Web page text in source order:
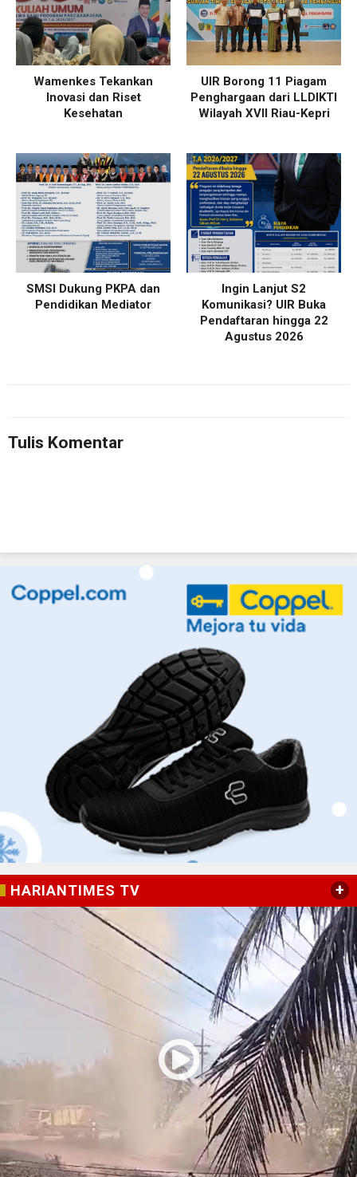
Wamenkes Tekankan
Inovasi dan Riset
Kesehatan
UIR Borong 11 Piagam
Penghargaan dari LLDIKTI
Wilayah XVII Riau-Kepri
SMSI Dukung PKPA dan
Pendidikan Mediator
Ingin Lanjut S2
Komunikasi? UIR Buka
Pendaftaran hingga 22
Agustus 2026
Tulis Komentar
HARIANTIMES TV +